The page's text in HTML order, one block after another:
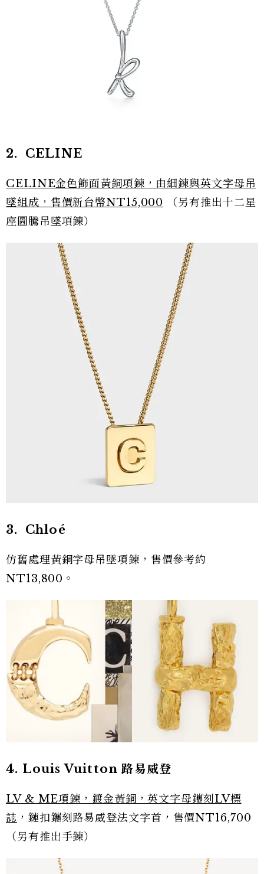
2. CELINE
CELINE金色飾面黃銅項鍊，由細鍊與英文字母吊
墜組成，售價新台幣NT15,000
（另有推出十二星
座圖騰吊墜項鍊）
3. Chloé
仿舊處理黃銅字母吊墜項鍊，售價參考約
NT13,800。
4. Louis Vuitton 路易威登
LV & ME項鍊，鍍金黃銅，英文字母鑴刻LV標
誌 ，鏈扣鑴刻路易威登法文字首，售價NT16,700
（另有推出手鍊）